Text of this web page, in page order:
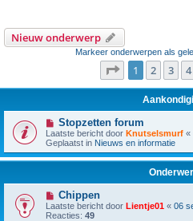
Nieuw onderwerp
Markeer onderwerpen als
Pagina van 9
1 2 3 4
Stopzetten forum
Laatste bericht door Knutselsmurf «
Geplaatst in Nieuws en informatie
Chippen
Laatste bericht door Lientje01 « 06
Reacties: 49